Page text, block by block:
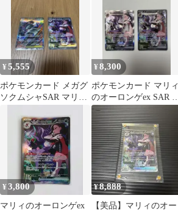
¥5,555
ポケモンカード メガグ
ソクムシャSAR マリィ
セット
¥8,300
ポケモンカード マリィ
のオーロンゲex SAR 2
枚セット
¥3,800
マリィのオーロンゲex
¥8,888
【美品】マリィのオー